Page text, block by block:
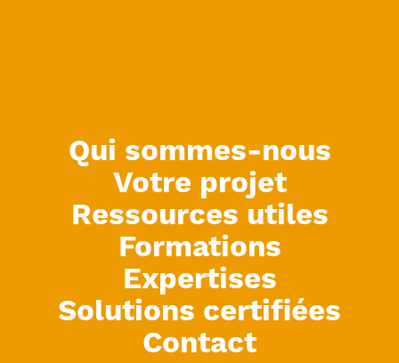
Qui sommes-nous
Votre projet
Ressources utiles
Formations
Expertises
Solutions certifiées
Contact